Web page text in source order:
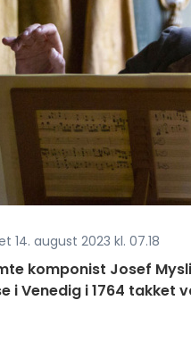
14. august 2023 kl. 07.18
komponist Josef
i Venedig i 1764